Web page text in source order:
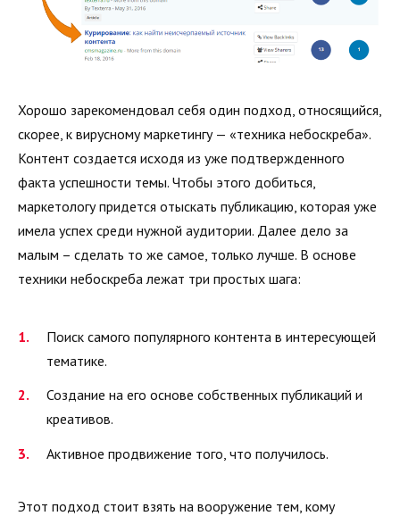
Хорошо зарекомендовал себя один подход, относящийся,
скорее, к вирусному маркетингу — «техника небоскреба».
Контент создается исходя из уже подтвержденного
факта успешности темы. Чтобы этого добиться,
маркетологу придется отыскать публикацию, которая уже
имела успех среди нужной аудитории. Далее дело за
малым – сделать то же самое, только лучше. В основе
техники небоскреба лежат три простых шага:
Поиск самого популярного контента в интересующей
тематике.
Создание на его основе собственных публикаций и
креативов.
Активное продвижение того, что получилось.
Этот подход стоит взять на вооружение тем, кому